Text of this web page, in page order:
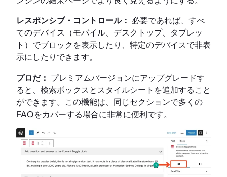
レスポンシブ・コントロール： 必要であれば、すべ
てのデバイス（モバイル、デスクトップ、タブレッ
ト）でブロックを表示したり、特定のデバイスで非表
示にしたりできます。
プロだ： プレミアムバージョンにアップグレードす
ると、検索ボックスとスタイルシートを追加すること
ができます。この機能は、同じセクションで多くの
FAQをカバーする場合に非常に便利です。